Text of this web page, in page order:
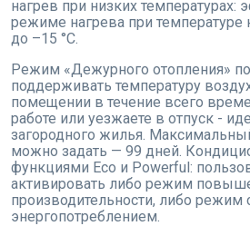
нагрев при низких температурах:
режиме нагрева при температуре
до –15 °C.
Режим «Дежурного отопления»
поддерживать температуру
помещении в течение всего
работе или уезжаете в отпуск -
загородного жилья.
можно задать — 99 дней.
функциями Eco и Powerful:
активировать либо режим
производительности, либо
энергопотреблением.